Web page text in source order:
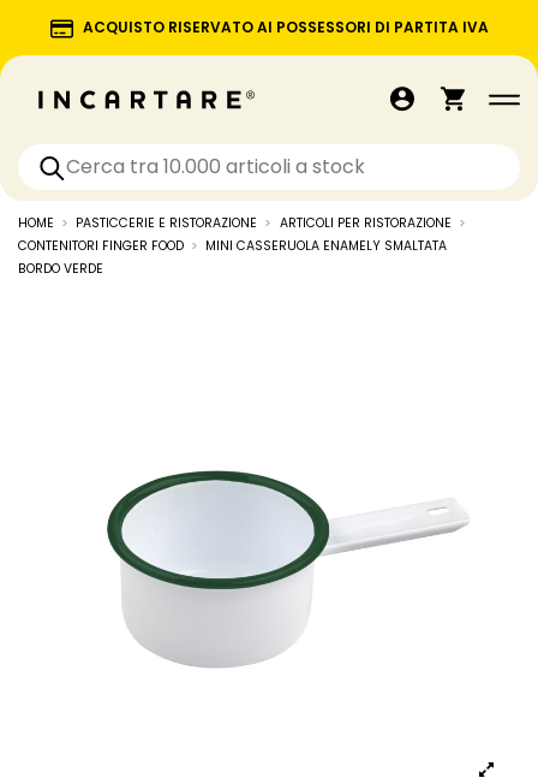
ACQUISTO RISERVATO AI POSSESSORI DI PARTITA IVA
HOME PASTICCERIE E RISTORAZIONE
ARTICOLI PER RISTORAZIONE
CONTENITORI FINGER FOOD
MINI CASSERUOLA ENAMELY SMALTATA
BORDO VERDE